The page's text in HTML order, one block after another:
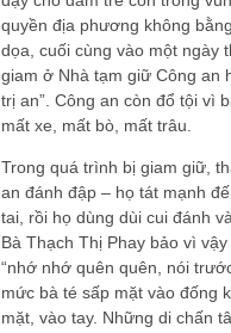
quyền địa phương không
dọa, cuối cùng vào một ngày
giam ở Nhà tạm giữ Công an
trị an”. Công an còn đổ tội vì
mất xe, mất bò, mất trâu.
Trong quá trình bị giam giữ,
an đánh đập – họ tát mạnh
tai, rồi họ dùng dùi cui đánh
Bà Thạch Thị Phay bảo vì
“nhớ nhớ quên quên, nói
mức bà té sấp mặt vào đống
mặt, vào tay. Những di chấn